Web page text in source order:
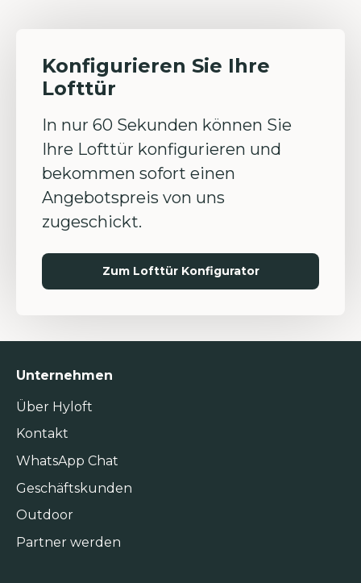
Konfigurieren Sie Ihre
Lofttür
In nur 60 Sekunden können Sie
Ihre Lofttür konfigurieren und
bekommen sofort einen
Angebotspreis von uns
zugeschickt.
Zum Lofttür Konfigurator
Unternehmen
Über Hyloft
Kontakt
WhatsApp Chat
Geschäftskunden
Outdoor
Partner werden